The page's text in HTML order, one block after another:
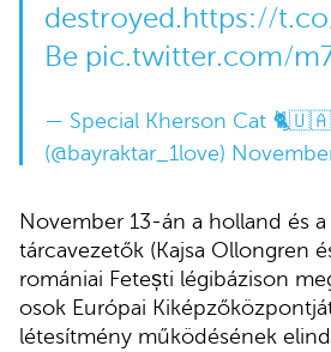
destroyed.https://
Be pic.twitter.com/
— Special Kherson Cat 🐈🇺🇦
(@bayraktar_1love)
November 13-án a holland és
tárcavezetők (Kajsa Ollongren
romániai Fetești légibázison
osok Európai
létesítmény működésének